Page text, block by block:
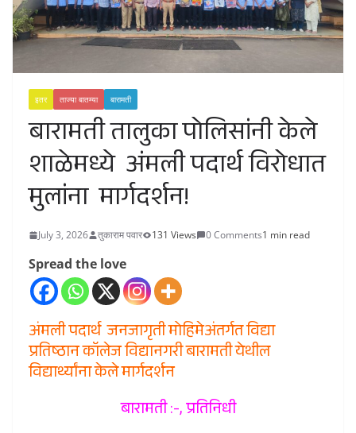
इतर ताज्या बातम्या बारामती
बारामती तालुका पोलिसांनी केले
शाळेमध्ये अंमली पदार्थ विरोधात
मुलांना मार्गदर्शन!
July 3, 2026 तुकाराम पवार 131 Views 0 Comments1 min read
Spread the love
अंमली पदार्थ जनजागृती मोहिमेअंतर्गत विद्या
प्रतिष्ठान कॉलेज विद्यानगरी बारामती येथील
विद्यार्थ्यांना केले मार्गदर्शन
बारामती :-, प्रतिनिधी